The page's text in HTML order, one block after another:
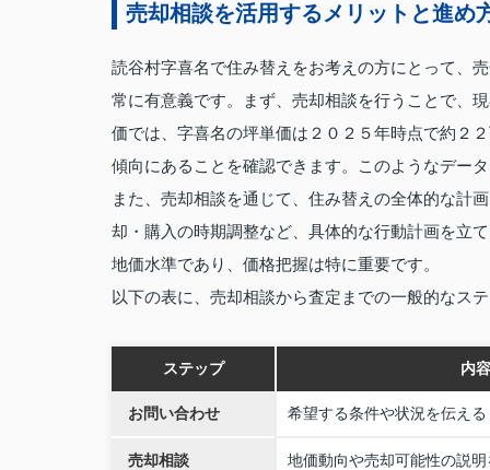
売却相談を活用するメリットと進め
読谷村字喜名で住み替えをお考えの方にとって、
常に有意義です。まず、売却相談を行うことで、
価では、字喜名の坪単価は２０２５年時点で約２
傾向にあることを確認できます。このようなデー
また、売却相談を通じて、住み替えの全体的な計
却・購入の時期調整など、具体的な行動計画を立
地価水準であり、価格把握は特に重要です。
以下の表に、売却相談から査定までの一般的なス
ステップ 内容
お問い合わせ 希望する条件や状況を伝える
売却相談 地価動向や売却可能性の説